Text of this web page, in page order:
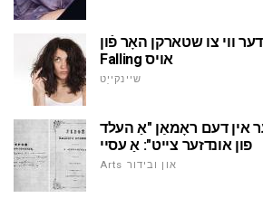
ווי צו שטארקן האָר פֿון
Falling אויס
שיינקייַט
אין דעם ראָמאַן "אַ העלד
פון אונדזער צייט": אַ עסיי
Arts און ובידור